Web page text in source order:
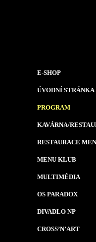
E-SHOP
ÚVODNÍ STRÁNKA
PROGRAM
KAVÁRNA/
RESTAURACE
MENU KLUB
MULTIMÉDIA
OS PARADOX
DIVADLO NP
CROSS’N’ART